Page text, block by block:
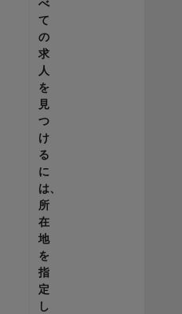
べ
て
の
求
人
を
見
つ
け
る
に
は、
所
在
地
を
指
定
し